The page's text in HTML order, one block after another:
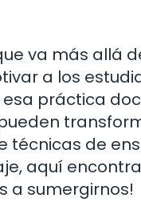
va más allá
a los
práctica
técnicas de
aquí
a sumergirnos!